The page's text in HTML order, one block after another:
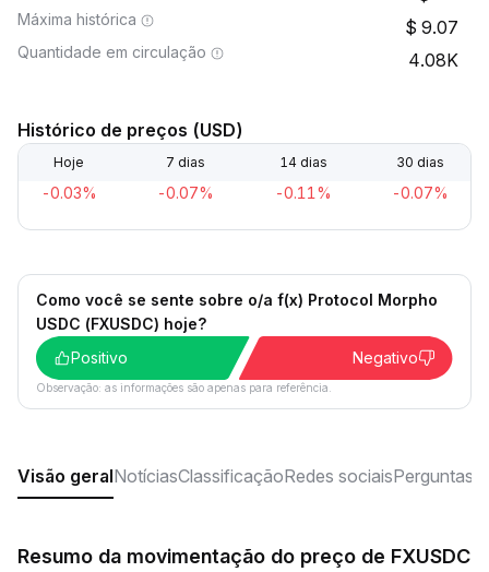
Máxima histórica 9.07
Quantidade em circulação 4.08K
Histórico de preços (USD)
Hoje 7 dias 14 dias 30 dias
-0.03% -0.07% -0.11% -0.07%
Como você se sente sobre o/a f(x) Protocol Morpho
USDC (FXUSDC) hoje?
Positivo
Negativo
Observação: as informações são apenas para referência.
Visão geralNotíciasClassificaçãoRedes sociaisPerguntas
Resumo da movimentação do preço de FXUSDC